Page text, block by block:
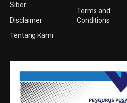
Siber
Disclaimer
Tentang Kami
Terms and
Conditions